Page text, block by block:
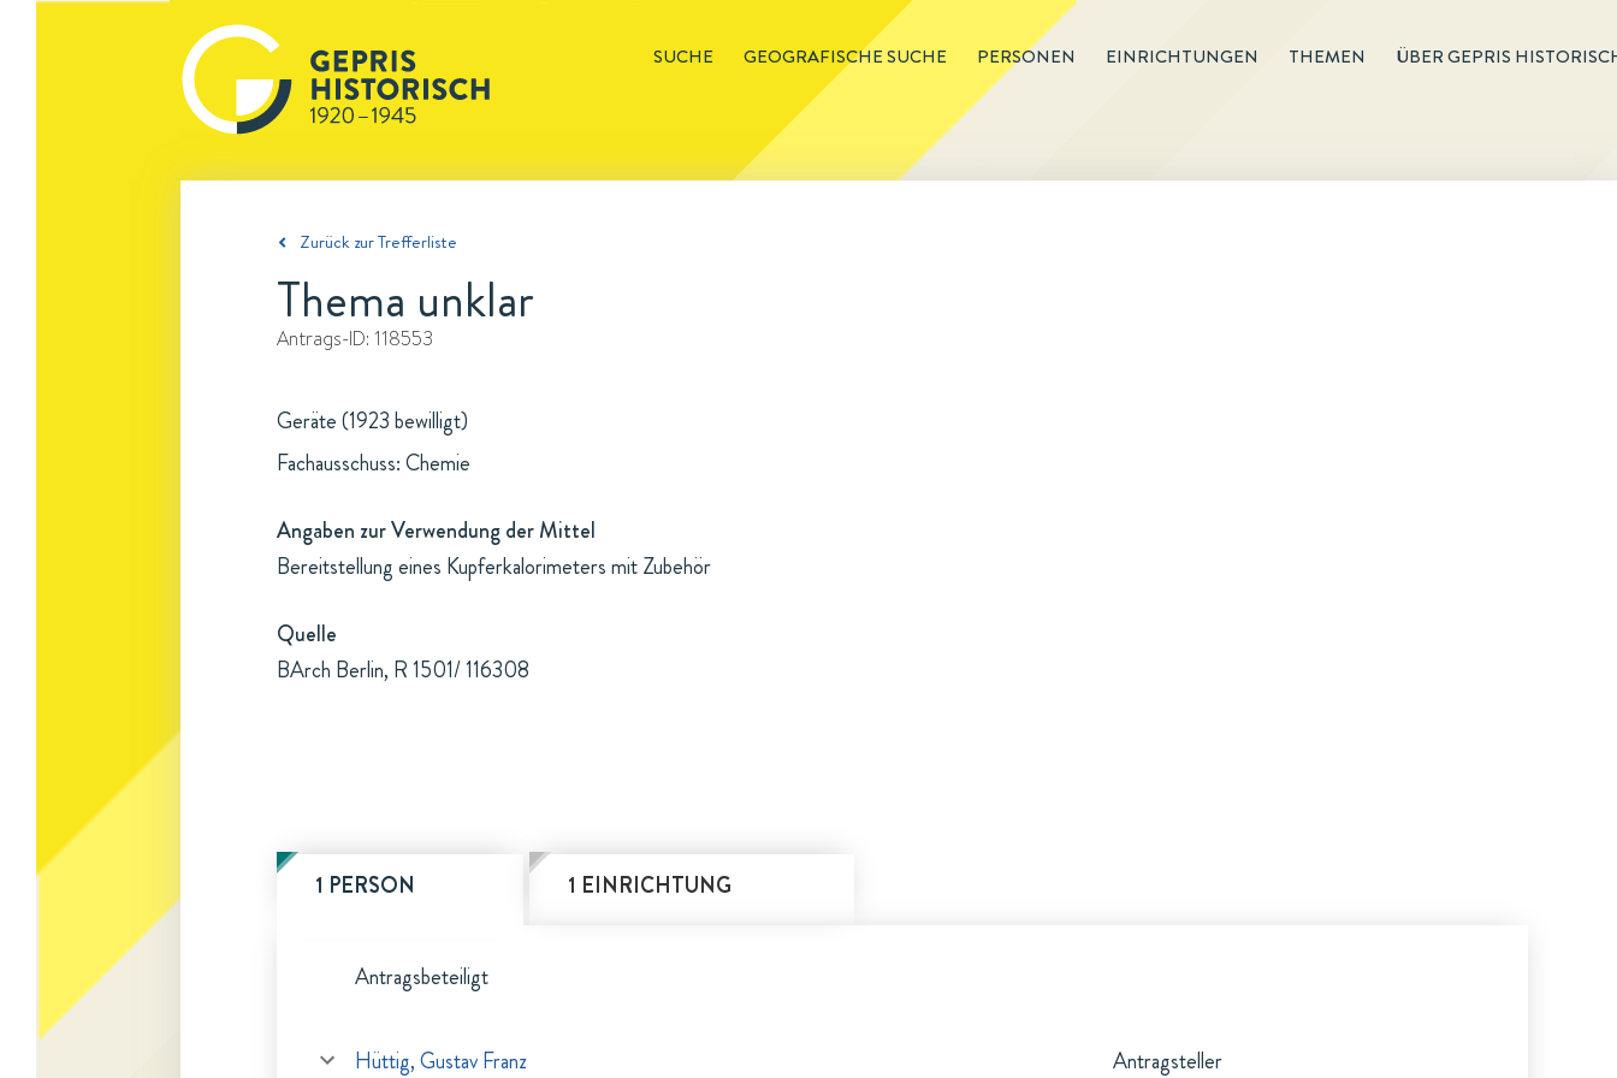
SUCHE GEOGRAFISCHE SUCHE PERSONEN EINRICHTUNGEN THEMEN ÜBER GEPRIS
Zurück zur Trefferliste
Thema unklar
Antrags-ID: 118553
Geräte (1923 bewilligt)
Fachausschuss: Chemie
Angaben zur Verwendung der Mittel
Bereitstellung eines Kupferkalorimeters mit Zubehör
Quelle
BArch Berlin, R 1501/ 116308
1 PERSON 1 EINRICHTUNG
Antragsbeteiligt
Hüttig, Gustav Franz Antragsteller